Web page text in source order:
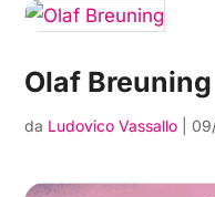
Olaf Breuning
da Ludovico Vassallo